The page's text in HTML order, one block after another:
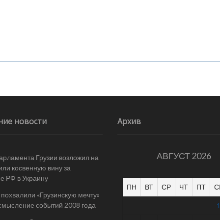
новости
Грузии возложил на
косвенную вину за
РФ в Украину
«Грузинскую мечту»
событий 2008 года
Архив
АВГУСТ 2026
ПН ВТ СР ЧТ ПТ
1